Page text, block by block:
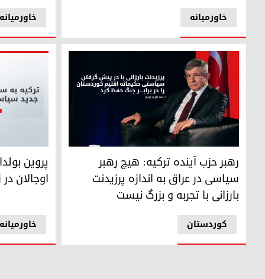
خاورمیانه خاورمیانه
رهبر حزب آینده ترکیه: هیچ رهبر سیاسی در عراق به اندازه
کوردستان
رهبر حزب آینده ترکیه: هیچ رهبر
سیاسی در عراق به اندازه پرزیدنت
بارزانی با تجربه و بزرگ نیست
پروین
خاورمیانه
پروین
اوجالان